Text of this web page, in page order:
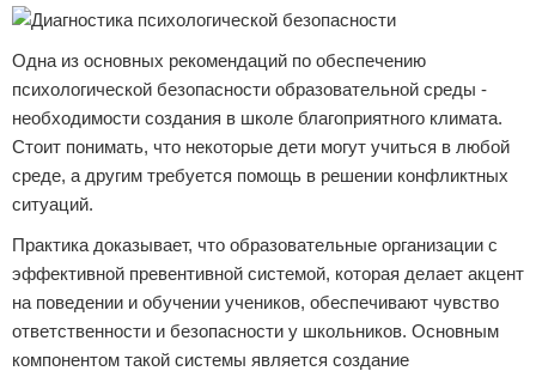
Одна из основных рекомендаций по обеспечению
психологической безопасности образовательной среды -
необходимости создания в школе благоприятного климата.
Стоит понимать, что некоторые дети могут учиться в любой
среде, а другим требуется помощь в решении конфликтных
ситуаций.
Практика доказывает, что образовательные организации с
эффективной превентивной системой, которая делает акцент
на поведении и обучении учеников, обеспечивают чувство
ответственности и безопасности у школьников. Основным
компонентом такой системы является создание